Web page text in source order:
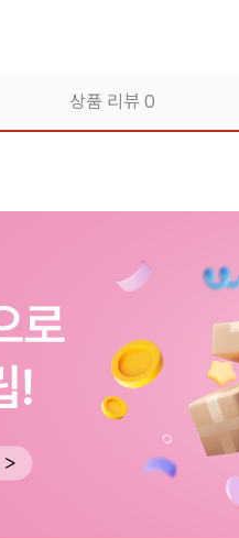
상품 리뷰0